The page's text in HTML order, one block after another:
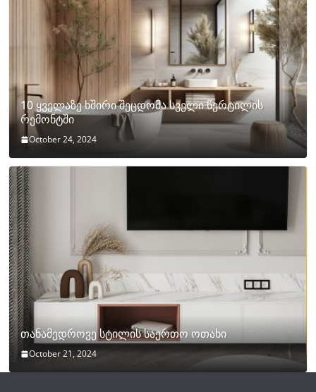
10 ყველაზე ხშირი შეცდომა სველი წერტილის
რემონტში
October 24, 2024
თანამედროვე სტილის საერთო ოთახი
October 21, 2024